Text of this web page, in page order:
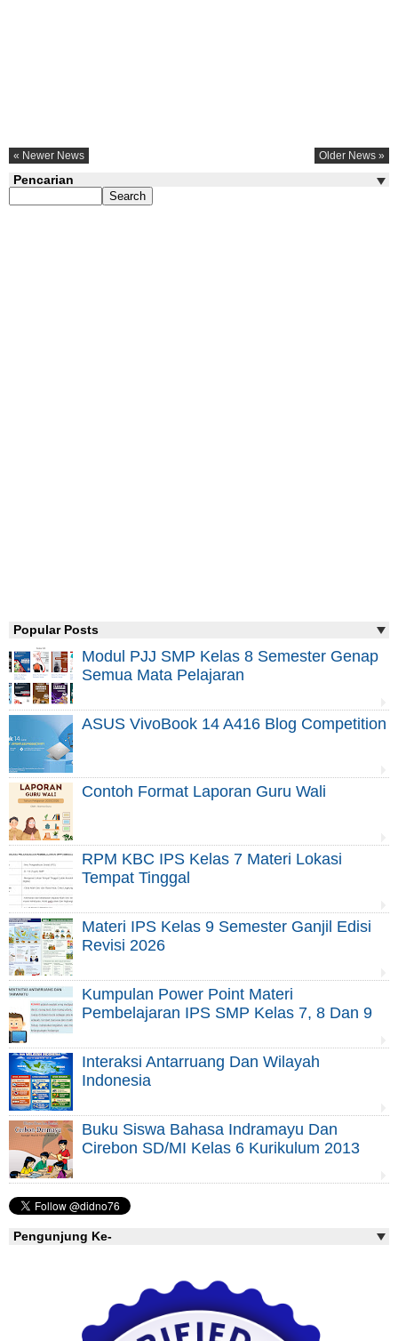
« Newer News Older News »
Pencarian
Popular Posts
Modul PJJ SMP Kelas 8 Semester Genap
Semua Mata Pelajaran
ASUS VivoBook 14 A416 Blog Competition
Contoh Format Laporan Guru Wali
RPM KBC IPS Kelas 7 Materi Lokasi
Tempat Tinggal
Materi IPS Kelas 9 Semester Ganjil Edisi
Revisi 2026
Kumpulan Power Point Materi
Pembelajaran IPS SMP Kelas 7, 8 Dan 9
Interaksi Antarruang Dan Wilayah
Indonesia
Buku Siswa Bahasa Indramayu Dan
Cirebon SD/MI Kelas 6 Kurikulum 2013
Pengunjung Ke-